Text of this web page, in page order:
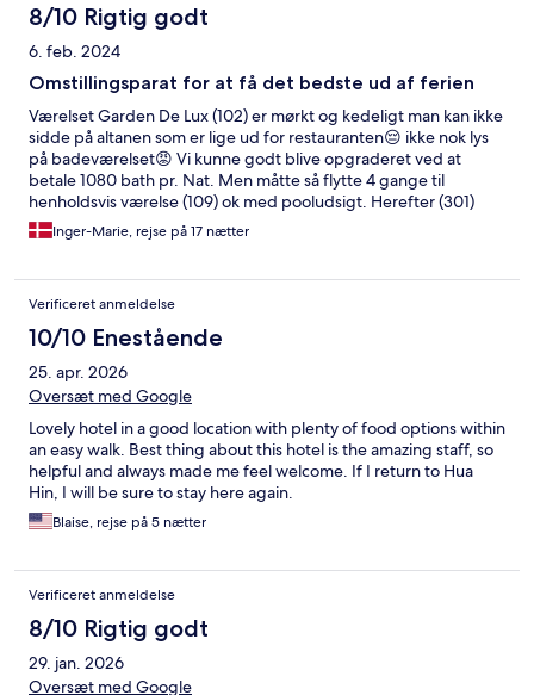
8/10 Rigtig godt
6. feb. 2024
Omstillingsparat for at få det bedste ud af ferien
Værelset Garden De Lux (102) er mørkt og kedeligt man kan ikke
sidde på altanen som er lige ud for restauranten😔 ikke nok lys
på badeværelset😡 Vi kunne godt blive opgraderet ved at
betale 1080 bath pr. Nat. Men måtte så flytte 4 gange til
henholdsvis værelse (109) ok med pooludsigt. Herefter (301)
super værelse men så er der kun 1 stol på altanen😡 Herefter
tilbage på (102) derefter (201) de sidste 5 dage ud af ialt 17
flot og rent hotel men så mangler der lige en stol på altanen??
Men Garden De Lux i underetagen på room 101-102-103 er ikke
De Lux? Generelt mangler der lys på badeværelserne kan vi
konstaterer da vi har boet på samtlige værelses typer!
Inger-Marie, rejse på 17 nætter
Verificeret anmeldelse
10/10 Enestående
25. apr. 2026
Oversæt med Google
Lovely hotel in a good location with plenty of food options within
an easy walk. Best thing about this hotel is the amazing staff, so
helpful and always made me feel welcome. If I return to Hua
Hin, I will be sure to stay here again.
Blaise, rejse på 5 nætter
Verificeret anmeldelse
8/10 Rigtig godt
29. jan. 2026
Oversæt med Google